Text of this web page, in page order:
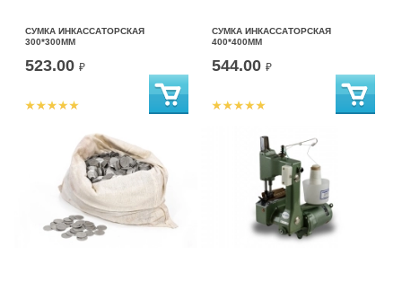
СУМКА ИНКАССАТОРСКАЯ
300*300ММ
523.00 ₽
СУМКА ИНКАССАТОРСКАЯ
400*400ММ
544.00 ₽